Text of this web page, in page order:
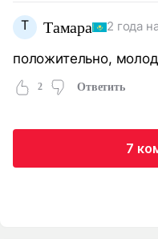
Т Тамара 2 года
положительно,
2 Ответить
7